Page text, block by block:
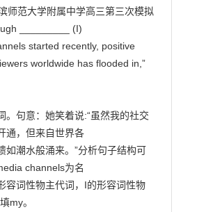
师范大学附属中学高三第三次模拟
_________ (I)
started recently, positive
worldwide has flooded in,”
。句意：她笑着说:“虽然我的社交
通，但来自世界各
如潮水般涌来。”分析句子结构可
channels为名
容词性物主代词，I的形容词性物
my。